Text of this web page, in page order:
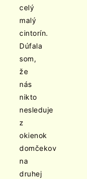
celý
malý
cintorín.
Dúfala
som,
že
nás
nikto
nesleduje
z
okienok
domčekov
na
druhej